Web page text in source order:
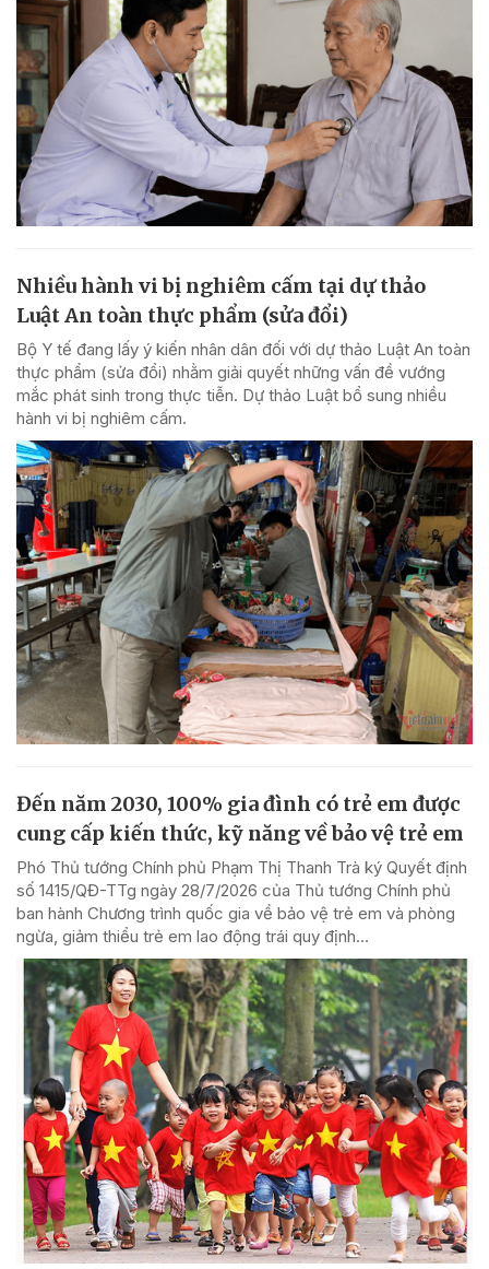
Nhiều hành vi bị nghiêm cấm tại dự thảo
Luật An toàn thực phẩm (sửa đổi)
Bộ Y tế đang lấy ý kiến nhân dân đối với dự thảo Luật An toàn
thực phẩm (sửa đổi) nhằm giải quyết những vấn đề vướng
mắc phát sinh trong thực tiễn. Dự thảo Luật bổ sung nhiều
hành vi bị nghiêm cấm.
Đến năm 2030, 100% gia đình có trẻ em được
cung cấp kiến thức, kỹ năng về bảo vệ trẻ em
Phó Thủ tướng Chính phủ Phạm Thị Thanh Trà ký Quyết định
số 1415/QĐ-TTg ngày 28/7/2026 của Thủ tướng Chính phủ
ban hành Chương trình quốc gia về bảo vệ trẻ em và phòng
ngừa, giảm thiểu trẻ em lao động trái quy định...